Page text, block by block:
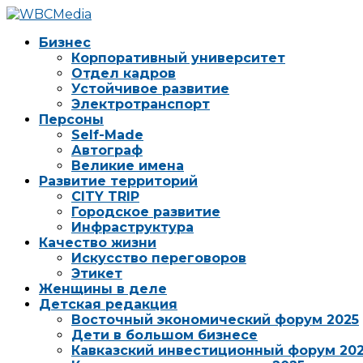
Бизнес
Корпоративный университет
Отдел кадров
Устойчивое развитие
Электротранспорт
Персоны
Self-Made
Автограф
Великие имена
Развитие территорий
CITY TRIP
Городское развитие
Инфраструктура
Качество жизни
Искусство переговоров
Этикет
Женщины в деле
Детская редакция
Восточный экономический форум 2025
Дети в большом бизнесе
Кавказский инвестиционный форум